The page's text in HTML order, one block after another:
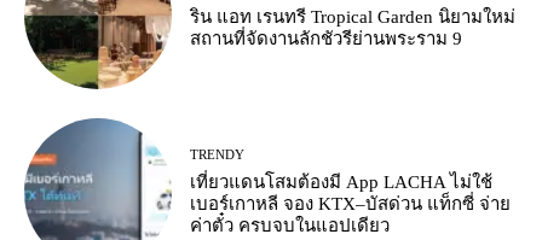
ริน แอท เรนทรี Tropical Garden นิยามใหม่
สถานที่จัดงานลักชัวรีย่านพระราม 9
TRENDY
เที่ยวแดนโสมต้องมี App LACHA ไม่ใช้
เบอร์เกาหลี จอง KTX–บัสด่วน แท็กซี่ จ่าย
ค่าตั๋ว ครบจบในแอปเดียว